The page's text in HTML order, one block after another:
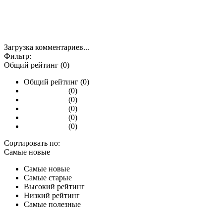
Загрузка комментариев...
Фильтр:
Общий рейтинг (0)
Общий рейтинг (0)
(0)
(0)
(0)
(0)
(0)
Сортировать по:
Самые новые
Самые новые
Самые старые
Высокий рейтинг
Низкий рейтинг
Самые полезные